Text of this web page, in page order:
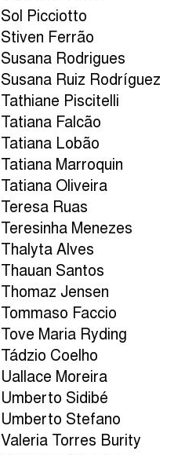
Sol Picciotto
Stiven Ferrão
Susana Rodrigues
Susana Ruiz Rodríguez
Tathiane Piscitelli
Tatiana Falcão
Tatiana Lobão
Tatiana Marroquin
Tatiana Oliveira
Teresa Ruas
Teresinha Menezes
Thalyta Alves
Thauan Santos
Thomaz Jensen
Tommaso Faccio
Tove Maria Ryding
Tádzio Coelho
Uallace Moreira
Umberto Sidibé
Umberto Stefano
Valeria Torres Burity